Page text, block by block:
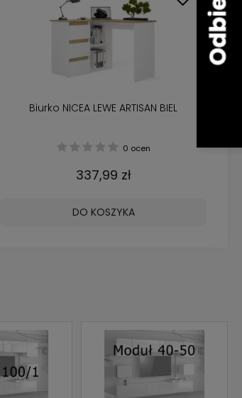
Biurko NICEA LEWE ARTISAN BIEL
0 ocen
337,99 zł
DO KOSZYKA